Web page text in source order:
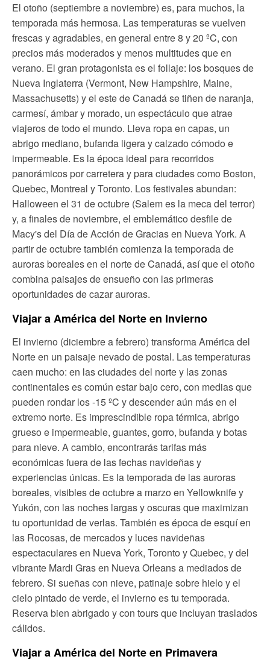
El otoño (septiembre a noviembre) es, para muchos, la
temporada más hermosa. Las temperaturas se vuelven
frescas y agradables, en general entre 8 y 20 ºC, con
precios más moderados y menos multitudes que en
verano. El gran protagonista es el follaje: los bosques de
Nueva Inglaterra (Vermont, New Hampshire, Maine,
Massachusetts) y el este de Canadá se tiñen de naranja,
carmesí, ámbar y morado, un espectáculo que atrae
viajeros de todo el mundo. Lleva ropa en capas, un
abrigo mediano, bufanda ligera y calzado cómodo e
impermeable. Es la época ideal para recorridos
panorámicos por carretera y para ciudades como Boston,
Quebec, Montreal y Toronto. Los festivales abundan:
Halloween el 31 de octubre (Salem es la meca del terror)
y, a finales de noviembre, el emblemático desfile de
Macy's del Día de Acción de Gracias en Nueva York. A
partir de octubre también comienza la temporada de
auroras boreales en el norte de Canadá, así que el otoño
combina paisajes de ensueño con las primeras
oportunidades de cazar auroras.
Viajar a América del Norte en Invierno
El invierno (diciembre a febrero) transforma América del
Norte en un paisaje nevado de postal. Las temperaturas
caen mucho: en las ciudades del norte y las zonas
continentales es común estar bajo cero, con medias que
pueden rondar los -15 ºC y descender aún más en el
extremo norte. Es imprescindible ropa térmica, abrigo
grueso e impermeable, guantes, gorro, bufanda y botas
para nieve. A cambio, encontrarás tarifas más
económicas fuera de las fechas navideñas y
experiencias únicas. Es la temporada de las auroras
boreales, visibles de octubre a marzo en Yellowknife y
Yukón, con las noches largas y oscuras que maximizan
tu oportunidad de verlas. También es época de esquí en
las Rocosas, de mercados y luces navideñas
espectaculares en Nueva York, Toronto y Quebec, y del
vibrante Mardi Gras en Nueva Orleans a mediados de
febrero. Si sueñas con nieve, patinaje sobre hielo y el
cielo pintado de verde, el invierno es tu temporada.
Reserva bien abrigado y con tours que incluyan traslados
cálidos.
Viajar a América del Norte en Primavera